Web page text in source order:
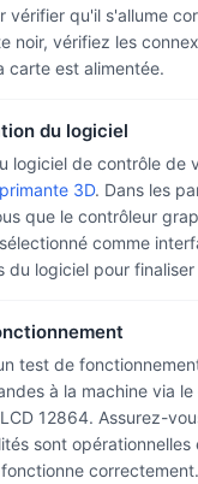
vérifier qu'il s'allume
noir, vérifiez les
carte est alimentée.
du logiciel
logiciel de contrôle de
3D. Dans les
que le contrôleur
comme
du logiciel pour
test de
à la machine via
12864. Assurez-
sont opérationnelles